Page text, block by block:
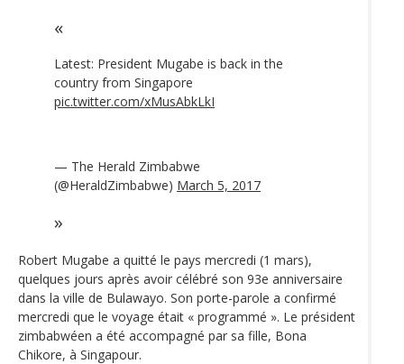
Latest: President Mugabe is back in the
country from Singapore
pic.twitter.com/xMusAbkLkI
— The Herald Zimbabwe
(@HeraldZimbabwe) March 5, 2017
Robert Mugabe a quitté le pays mercredi (1 mars),
quelques jours après avoir célébré son 93e anniversaire
dans la ville de Bulawayo. Son porte-parole a confirmé
mercredi que le voyage était « programmé ». Le président
zimbabwéen a été accompagné par sa fille, Bona
Chikore, à Singapour.